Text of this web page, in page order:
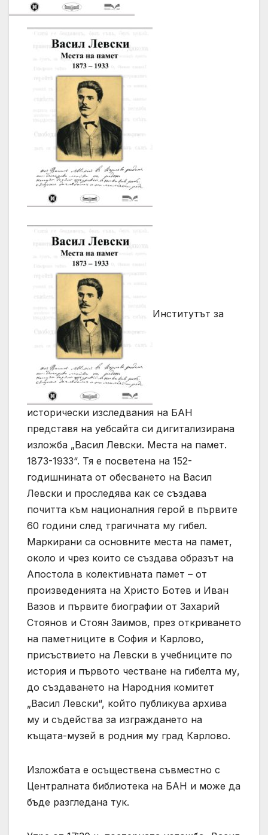
Институтът за
исторически изследвания на БАН
представя на уебсайта си дигитализирана
изложба „Васил Левски. Места на памет.
1873-1933“. Тя е посветена на 152-
годишнината от обесването на Васил
Левски и проследява как се създава
почитта към националния герой в първите
60 години след трагичната му гибел.
Маркирани са основните места на памет,
около и чрез които се създава образът на
Апостола в колективната памет – от
произведенията на Христо Ботев и Иван
Вазов и първите биографии от Захарий
Стоянов и Стоян Заимов, през откриването
на паметниците в София и Карлово,
присъствието на Левски в учебниците по
история и първото честване на гибелта му,
до създаването на Народния комитет
„Васил Левски“, който публикува архива
му и съдейства за изграждането на
къщата-музей в родния му град Карлово.
Изложбата е осъществена съвместно с
Централната библиотека на БАН и може да
бъде разгледана тук.